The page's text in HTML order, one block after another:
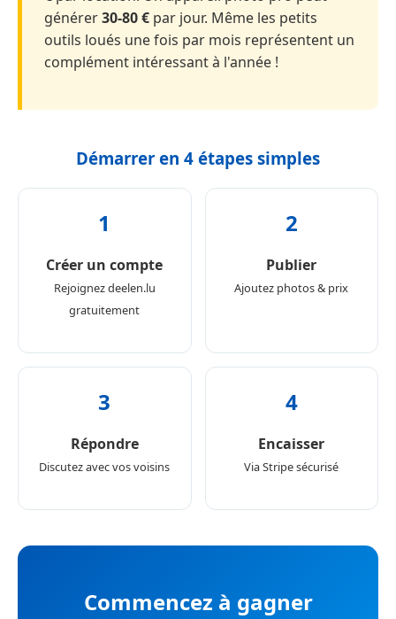
générer30-80 € par jour. Même les petits
outils loués une fois par mois représentent un
complément intéressant à l'année !
Démarrer en 4 étapes simples
1
Créer un compte
Rejoignez deelen.lu
gratuitement
2
Publier
Ajoutez photos & prix
3
Répondre
Discutez avec vos voisins
4
Encaisser
Via Stripe sécurisé
Commencez à gagner